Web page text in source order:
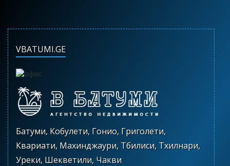
VBATUMI.GE
Батуми, Кобулети, Гонио, Григолети,
Квариати, Махинджаури, Тбилиси, Тхилнари,
Уреки, Шекветили, Чакви